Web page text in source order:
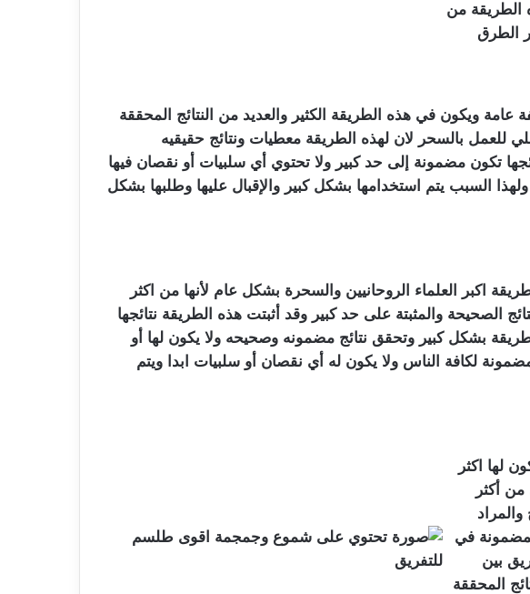
الطريقة من
الطرق
ويكون في هذه الطريقة الكثير والعديد من النتائج المحققة
للعمل بالسحر لان لهذه الطريقة معطيات ونتائج حقيقيه
تكون مضمونة إلى حد كبير ولا تحتوي أي سلبيات أو نقصان فيها
السبب يتم استخدامها بشكل كبير والإقبال عليها وطلبها بشكل
اكبر العلماء الروحانيين والسحرة بشكل عام لأنها من اكثر
الصحيحة والمثبتة على حد كبير وقد أثبتت هذه الطريقة نتائجها
بشكل كبير وتحقق نتائج مضمونه وصحيحه ولا يكون لها أو
لكافة الناس ولا يكون له أي نقصان أو سلبيات ابدا ويتم
لها اكثر
أكثر
في
بين
المحققة